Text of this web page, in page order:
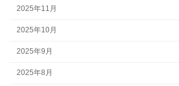
2025年11月
2025年10月
2025年9月
2025年8月